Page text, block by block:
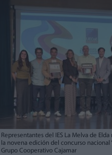
Representantes del IES La Melva de
la novena edición del concurso nacional
Grupo Cooperativo Cajamar